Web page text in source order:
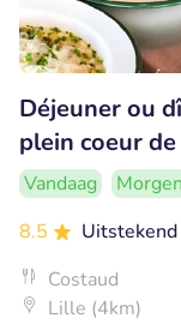
Déjeuner ou
plein coeur
Vandaag Morgen
8.5
Uitstekend
Costaud
Lille (4km)